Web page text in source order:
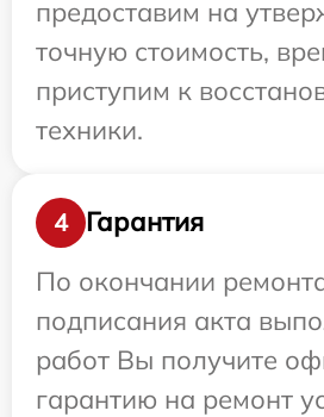
предоставим на
точную стоимость,
приступим к
техники.
4
Гарантия
По окончании
подписания акта
работ Вы получите
гарантию на ремонт